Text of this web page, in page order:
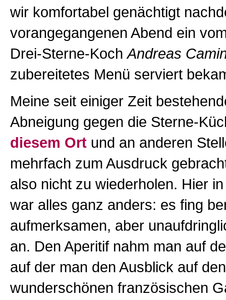
wir komfortabel genächtigt
vorangegangenen Abend ein
Drei-Sterne-KochAndreas
zubereitetes Menü serviert
Meine seit einiger Zeit
Abneigung gegen die Sterne-
diesem Ort und an anderen
mehrfach zum Ausdruck
also nicht zu wiederholen. Hier
war alles ganz anders: es fing
aufmerksamen, aber
an. Den Aperitif nahm man auf
auf der man den Ausblick auf den
wunderschönen französischen